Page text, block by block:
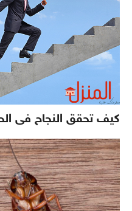
كيف تحقق النجاح فى